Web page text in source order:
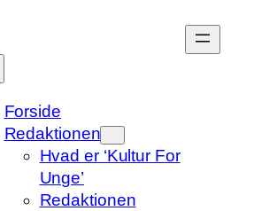
Forside
Redaktionen
Hvad er ‘Kultur For
Unge’
Redaktionen